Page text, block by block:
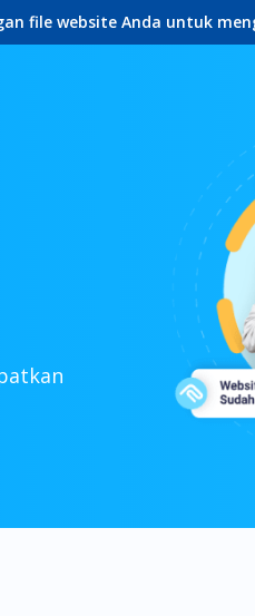
file website Anda untuk